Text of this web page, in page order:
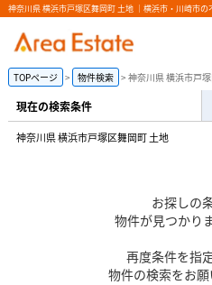
神奈川県 横浜市戸塚区舞岡町 土地 ｜横浜市・川崎市
TOPページ 物件検索 神奈川県 横浜市戸
現在の検索条件
神奈川県 横浜市戸塚区舞岡町 土地
お探しの
物件が見つかり
再度条件を指
物件の検索をお願